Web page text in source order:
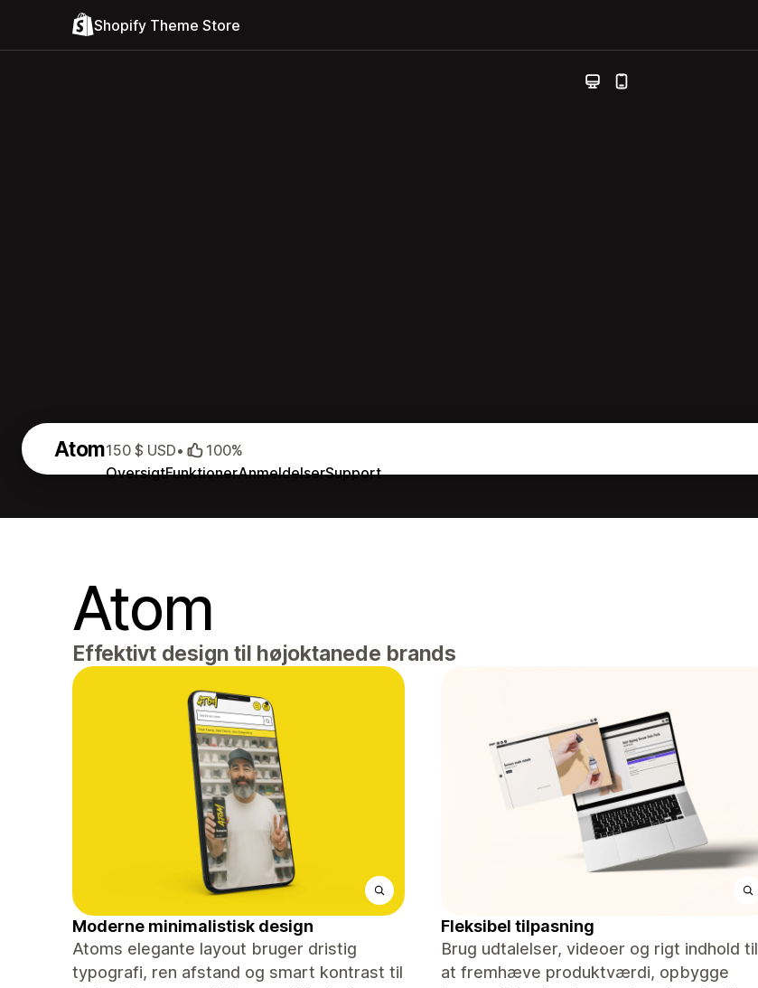
Shopify Theme Store
Atom
OversigtFunktionerAnmeldelserSupport
150 $ USD• 100%
Atom
Effektivt design til højoktanede brands
Moderne minimalistisk design
Atoms elegante layout bruger dristig
typografi, ren afstand og smart kontrast til
Fleksibel tilpasning
Brug udtalelser, videoer og rigt indhold til
at fremhæve produktværdi, opbygge